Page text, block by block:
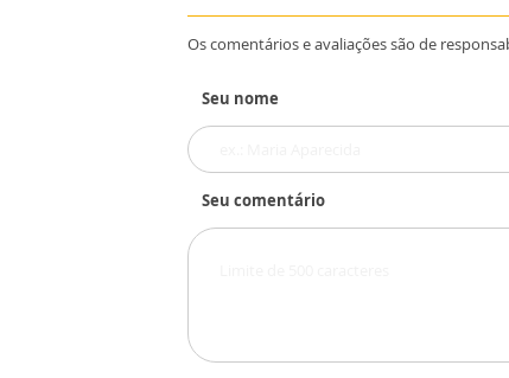
Os comentários e avaliações são de
Seu nome
Seu comentário